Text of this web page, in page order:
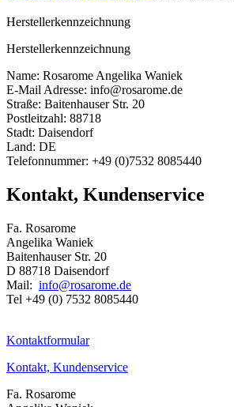
Herstellerkennzeichnung
Herstellerkennzeichnung
Name: Rosarome Angelika Waniek
E-Mail Adresse: info@rosarome.de
Straße: Baitenhauser Str. 20
Postleitzahl: 88718
Stadt: Daisendorf
Land: DE
Telefonnummer: +49 (0)7532 8085440
Kontakt, Kundenservice
Fa. Rosarome
Angelika Waniek
Baitenhauser Str. 20
D 88718 Daisendorf
Mail: info@rosarome.de
Tel +49 (0) 7532 8085440
Kontaktformular
Kontakt, Kundenservice
Fa. Rosarome